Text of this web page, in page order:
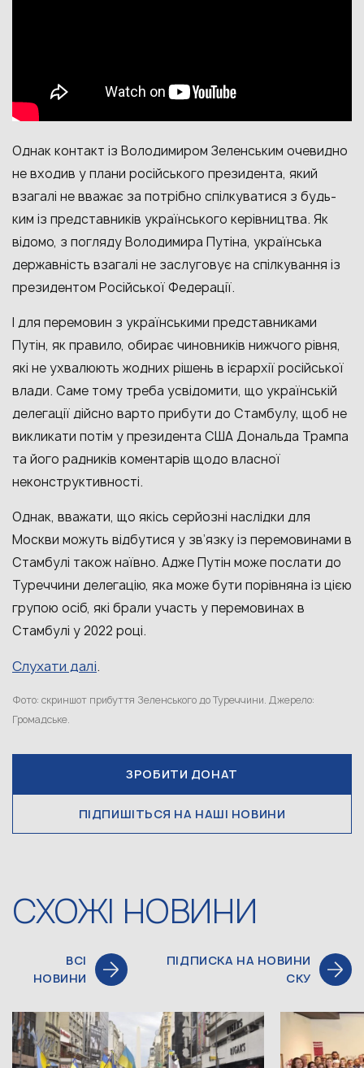
Однак контакт із Володимиром Зеленським очевидно
не входив у плани російського президента, який
взагалі не вважає за потрібно спілкуватися з будь-
ким із представників українського керівництва. Як
відомо, з погляду Володимира Путіна, українська
державність взагалі не заслуговує на спілкування із
президентом Російської Федерації.
І для перемовин з українськими представниками
Путін, як правило, обирає чиновників нижчого рівня,
які не ухвалюють жодних рішень в ієрархії російської
влади. Саме тому треба усвідомити, що українській
делегації дійсно варто прибути до Стамбулу, щоб не
викликати потім у президента США Дональда Трампа
та його радників коментарів щодо власної
неконструктивності.
Однак, вважати, що якісь серйозні наслідки для
Москви можуть відбутися у зв’язку із перемовинами в
Стамбулі також наївно. Адже Путін може послати до
Туреччини делегацію, яка може бути порівняна із цією
групою осіб, які брали участь у перемовинах в
Стамбулі у 2022 році.
Слухати далі.
Фото: скриншот прибуття Зеленського до Туреччини. Джерело:
Громадське.
ЗРОБИТИ ДОНАТ
ПІДПИШІТЬСЯ НА НАШІ НОВИНИ
СХОЖІ НОВИНИ
ВСІ
НОВИНИ
ПІДПИСКА НА НОВИНИ
СКУ